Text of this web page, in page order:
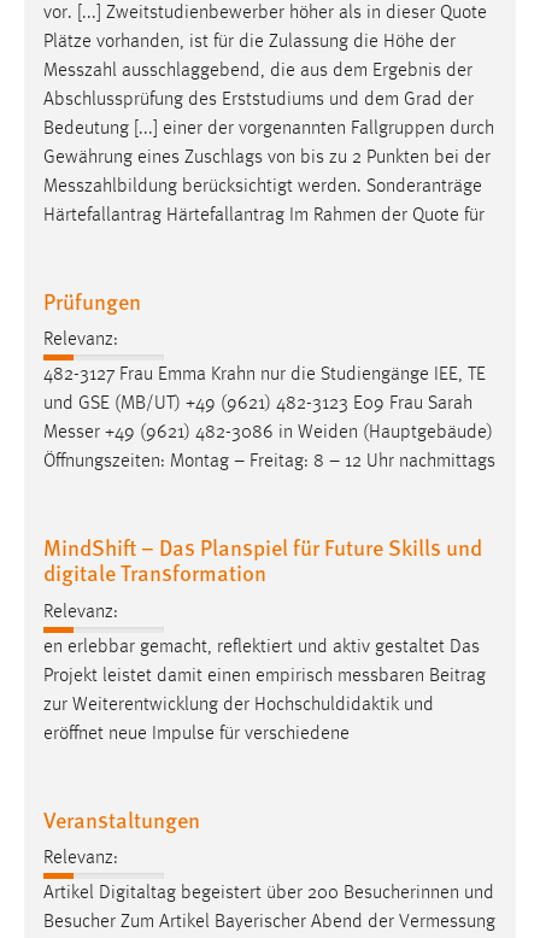
vor. [...] Zweitstudienbewerber höher als in dieser Quote
Plätze vorhanden, ist für die Zulassung die Höhe der
Messzahl ausschlaggebend, die aus dem Ergebnis der
Abschlussprüfung des Erststudiums und dem Grad der
Bedeutung [...] einer der vorgenannten Fallgruppen durch
Gewährung eines Zuschlags von bis zu 2 Punkten bei der
Messzahlbildung berücksichtigt werden. Sonderanträge
Härtefallantrag Härtefallantrag Im Rahmen der Quote für
Prüfungen
Relevanz:
482-3127 Frau Emma Krahn nur die Studiengänge IEE, TE
und GSE (MB/UT) +49 (9621) 482-3123 E09 Frau Sarah
Messer +49 (9621) 482-3086 in Weiden (Hauptgebäude)
Öffnungszeiten: Montag – Freitag: 8 – 12 Uhr nachmittags
MindShift – Das Planspiel für Future Skills und
digitale Transformation
Relevanz:
en erlebbar gemacht, reflektiert und aktiv gestaltet Das
Projekt leistet damit einen empirisch messbaren Beitrag
zur Weiterentwicklung der Hochschuldidaktik und
eröffnet neue Impulse für verschiedene
Veranstaltungen
Relevanz:
Artikel Digitaltag begeistert über 200 Besucherinnen und
Besucher Zum Artikel Bayerischer Abend der Vermessung
Für performante Seitenauslieferung wird in diesem Cookie
gespeichert, ob man eingeloggt ist.
Sprachpräferenz
Name:
site-language-preference
Zweck:
Cookie Laufzeit:
Chat
Name:
MibewSessionID, MIBEW_UserID, mibew_locale, mibew-
Zweck:
Wird benötigt um die Chatfunktion nutzen zu können.
Cookie Laufzeit:
MibewSessionID, mibew-chat-frame-style-
Jahre, MIBEW_UserID = 1 Jahr
Name:
fe_user, be_user, be_lastLoginProvider
Zweck:
Dieser Cookie ist notwendig um sich an der Website
einloggen zu können.